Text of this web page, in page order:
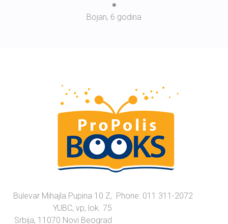
Bojan, 6 godina
Phone: 011 311-2072
Bulevar Mihajla Pupina 10 Z,
YUBC, vp, lok. 75
Srbija, 11070 Novi Beograd